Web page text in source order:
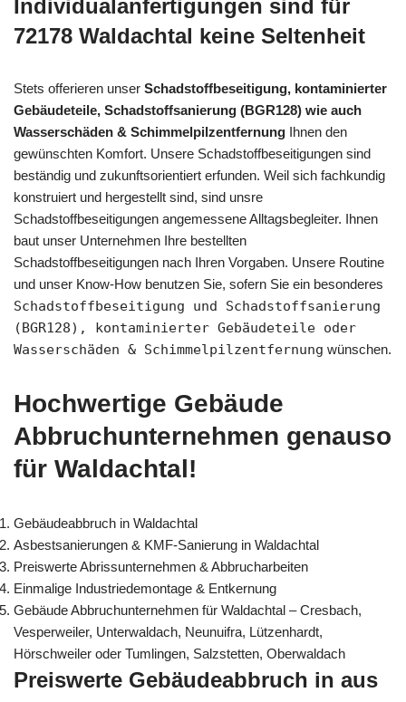
Individualanfertigungen sind für
72178 Waldachtal keine Seltenheit
Stets offerieren unser Schadstoffbeseitigung, kontaminierter
Gebäudeteile, Schadstoffsanierung (BGR128) wie auch
Wasserschäden & Schimmelpilzentfernung Ihnen den
gewünschten Komfort. Unsere Schadstoffbeseitigungen sind
beständig und zukunftsorientiert erfunden. Weil sich fachkundig
konstruiert und hergestellt sind, sind unsre
Schadstoffbeseitigungen angemessene Alltagsbegleiter. Ihnen
baut unser Unternehmen Ihre bestellten
Schadstoffbeseitigungen nach Ihren Vorgaben. Unsere Routine
und unser Know-How benutzen Sie, sofern Sie ein besonderes
Schadstoffbeseitigung und Schadstoffsanierung
(BGR128), kontaminierter Gebäudeteile oder
Wasserschäden & Schimmelpilzentfernung wünschen.
Hochwertige Gebäude
Abbruchunternehmen genauso
für Waldachtal!
Gebäudeabbruch in Waldachtal
Asbestsanierungen & KMF-Sanierung in Waldachtal
Preiswerte Abrissunternehmen & Abbrucharbeiten
Einmalige Industriedemontage & Entkernung
Gebäude Abbruchunternehmen für Waldachtal – Cresbach,
Vesperweiler, Unterwaldach, Neunuifra, Lützenhardt,
Hörschweiler oder Tumlingen, Salzstetten, Oberwaldach
Preiswerte Gebäudeabbruch in aus